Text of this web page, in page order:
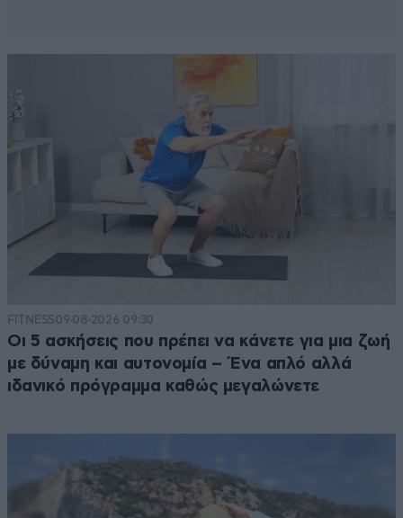
FITNESS09·08·2026 09:30
Οι 5 ασκήσεις που πρέπει να κάνετε για μια ζωή
με δύναμη και αυτονομία – Ένα απλό αλλά
ιδανικό πρόγραμμα καθώς μεγαλώνετε